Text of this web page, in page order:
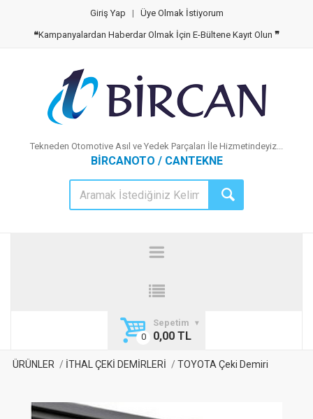
Giriş Yap | Üye Olmak İstiyorum
❝Kampanyalardan Haberdar Olmak İçin E-Bültene Kayıt Olun ❞
Tekneden Otomotive Asıl ve Yedek Parçaları İle Hizmetindeyiz...
BİRCANOTO / CANTEKNE
Sepetim
0,00 TL
ÜRÜNLER İTHAL ÇEKİ DEMİRLERİ TOYOTA Çeki Demiri